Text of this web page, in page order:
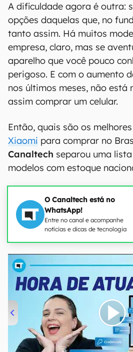
A dificuldade agora é outra:
opções daquelas que, no
tanto assim. Há muitos
empresa, claro, mas se
aparelho que você pouco
perigoso. E com o aumento
nos últimos meses, não
assim comprar um celular.
Então, quais são os
Xiaomi para comprar no
Canaltech separou uma
modelos com estoque
O Canaltech está no
WhatsApp!
Entre no canal e acompanhe
notícias e dicas de tecnologia